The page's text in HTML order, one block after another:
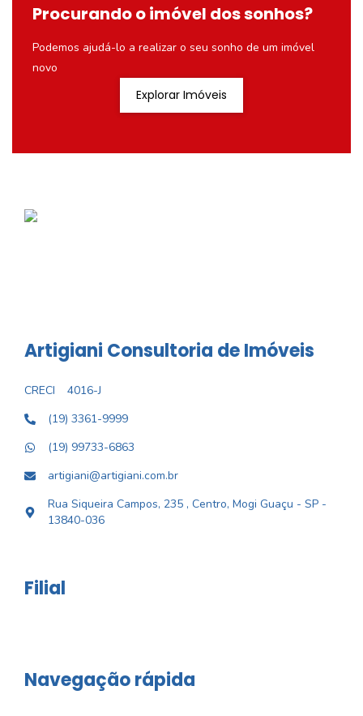
Procurando o imóvel dos sonhos?
Podemos ajudá-lo a realizar o seu sonho de um imóvel
novo
Explorar Imóveis
Artigiani Consultoria de Imóveis
CRECI
4016-J
(19) 3361-9999
(19) 99733-6863
artigiani@artigiani.com.br
Rua Siqueira Campos, 235 , Centro, Mogi Guaçu - SP -
13840-036
Filial
Navegação rápida